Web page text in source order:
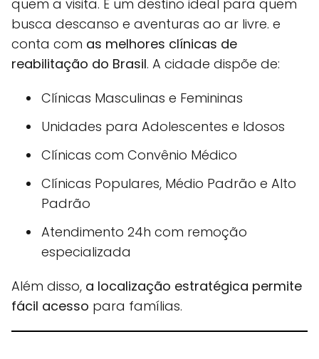
quem a visita. É um destino ideal para quem
busca descanso e aventuras ao ar livre. e
conta com as melhores clínicas de
reabilitação do Brasil. A cidade dispõe de:
Clínicas Masculinas e Femininas
Unidades para Adolescentes e Idosos
Clínicas com Convênio Médico
Clínicas Populares, Médio Padrão e Alto
Padrão
Atendimento 24h com remoção
especializada
Além disso, a localização estratégica permite
fácil acesso para famílias.